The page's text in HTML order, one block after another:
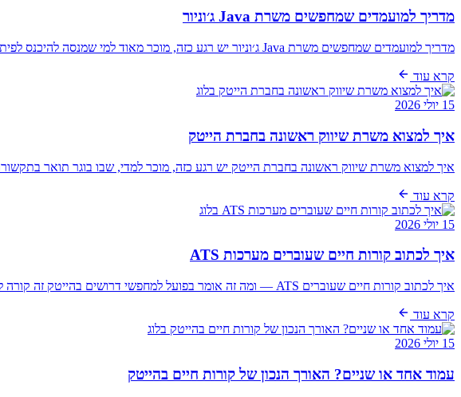
מדריך למועמדים שמחפשים משרת Java ג׳וניור
מדריך למועמדים שמחפשים משרת Java ג׳וניור יש רגע כזה, מוכר מאוד למי שמנסה להיכנס לפיתוח: קובץ קורות החיים פתוח, עשר לשוניות של משרות פתוחות בדפדפן, …
קרא עוד
בלוג
15 יולי 2026
איך למצוא משרת שיווק ראשונה בחברת הייטק
איך למצוא משרת שיווק ראשונה בחברת הייטק יש רגע כזה, מוכר למדי, שבו בוגר תואר
קרא עוד
בלוג
15 יולי 2026
איך לכתוב קורות חיים שעוברים מערכות ATS
איך לכתוב קורות חיים שעוברים ATS — ומה זה אומר בפועל למחפשי דרושים בהייטק זה קורה להרבה יותר מועמדים ממה שנהוג לחשוב. הם משקיעים שעה, לפעמים ערב של…
קרא עוד
בלוג
15 יולי 2026
עמוד אחד או שניים? האורך הנכון של קורות חיים בהייטק